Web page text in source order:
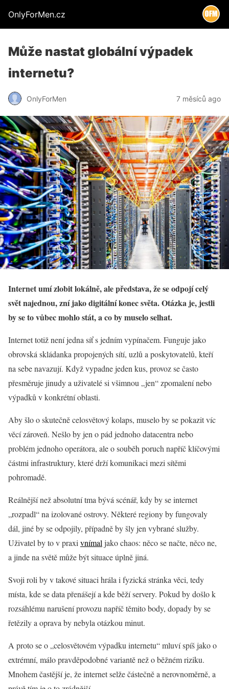
OnlyForMen.cz
Může nastat globální výpadek
internetu?
OnlyForMen 7 měsíců ago
Internet umí zlobit lokálně, ale představa, že se odpojí celý
svět najednou, zní jako digitální konec světa. Otázka je, jestli
by se to vůbec mohlo stát, a co by muselo selhat.
Internet totiž není jedna síť s jedním vypínačem. Funguje jako
obrovská skládanka propojených sítí, uzlů a poskytovatelů, kteří
na sebe navazují. Když vypadne jeden kus, provoz se často
přesměruje jinudy a uživatelé si všimnou „jen“ zpomalení nebo
výpadků v konkrétní oblasti.
Aby šlo o skutečně celosvětový kolaps, muselo by se pokazit víc
věcí zároveň. Nešlo by jen o pád jednoho datacentra nebo
problém jednoho operátora, ale o souběh poruch napříč klíčovými
částmi infrastruktury, které drží komunikaci mezi sítěmi
pohromadě.
Reálnější než absolutní tma bývá scénář, kdy by se internet
„rozpadl“ na izolované ostrovy. Některé regiony by fungovaly
dál, jiné by se odpojily, případně by šly jen vybrané služby.
Uživatel by to v praxi vnímal jako chaos: něco se načte, něco ne,
a jinde na světě může být situace úplně jiná.
Svoji roli by v takové situaci hrála i fyzická stránka věci, tedy
místa, kde se data přenášejí a kde běží servery. Pokud by došlo k
rozsáhlému narušení provozu napříč těmito body, dopady by se
řetězily a oprava by nebyla otázkou minut.
A proto se o „celosvětovém výpadku internetu“ mluví spíš jako o
extrémní, málo pravděpodobné variantě než o běžném riziku.
Mnohem častější je, že internet selže částečně a nerovnoměrně, a